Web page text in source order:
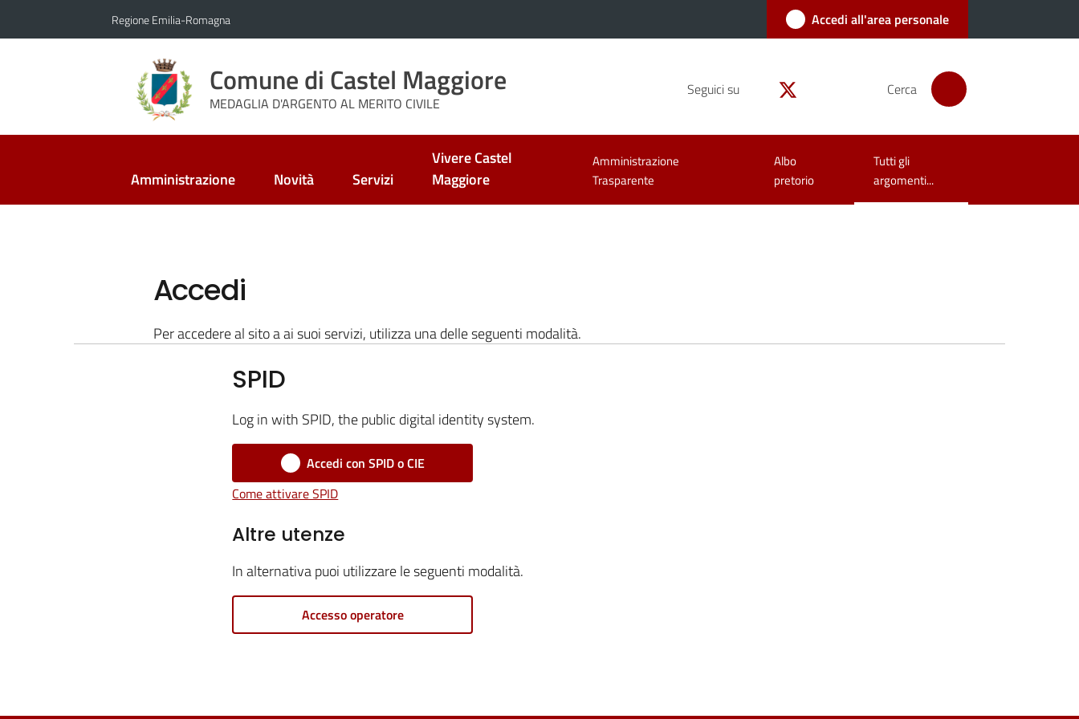
Regione Emilia-Romagna Accedi all'area personale
Comune di Castel Maggiore
MEDAGLIA D'ARGENTO AL MERITO CIVILE
Seguici su Cerca
Amministrazione Novità Servizi
Vivere Castel
Maggiore
Amministrazione
Trasparente
Albo
pretorio
Tutti gli
argomenti...
Menu selezionato
Accedi
Per accedere al sito a ai suoi servizi, utilizza una delle seguenti modalità.
SPID
Log in with SPID, the public digital identity system.
Accedi con SPID o CIE
Come attivare SPID
Altre utenze
In alternativa puoi utilizzare le seguenti modalità.
Accesso operatore